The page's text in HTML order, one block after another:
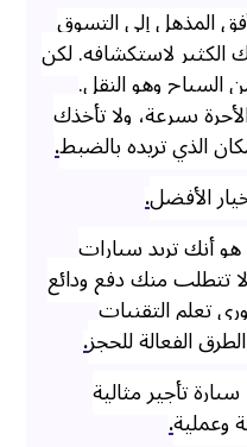
المذهل إلى التسوق
الكثير لاستكشافه. لكن
السياح وهو النقل.
بسرعة، ولا تأخذك
الذي تريده بالضبط.
الأفضل.
هو أنك تريد سيارات
تتطلب منك دفع ودائع
تعلم التقنيات
الفعالة للحجز.
تأجير مثالية
وعملية.